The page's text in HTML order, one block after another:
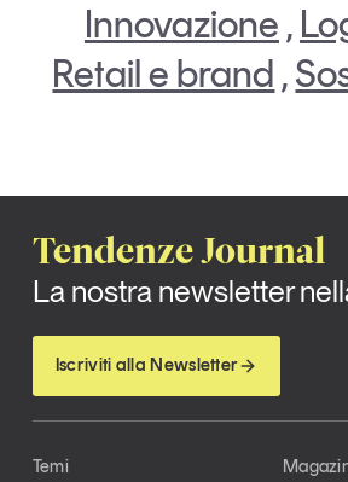
Tendenze è il magazine di GS1 Italy
modo indipendente il cambiamento
consumo e dell’economia a
Innovazione ,
Retail e brand ,
Tendenze Journal
La nostra newsletter
Iscriviti alla Newsletter
Temi